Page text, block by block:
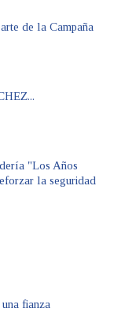
de la Campaña
"Los Años
la seguridad
fianza